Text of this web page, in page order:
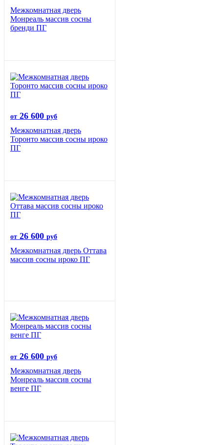
Межкомнатная дверь
Монреаль массив сосны
бренди ПГ
от 26 600 руб
Межкомнатная дверь
Торонто массив сосны ироко
ПГ
от 26 600 руб
Межкомнатная дверь Оттава
массив сосны ироко ПГ
от 26 600 руб
Межкомнатная дверь
Монреаль массив сосны
венге ПГ